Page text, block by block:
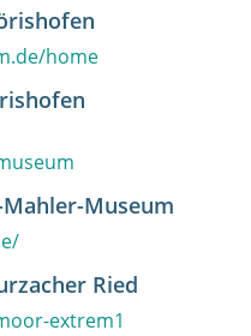
home
Museum
Ried
extrem1